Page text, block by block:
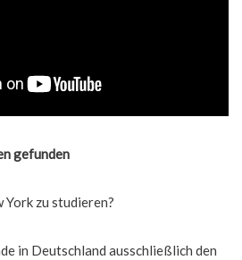
gefunden
zu studieren?
in Deutschland ausschließlich den